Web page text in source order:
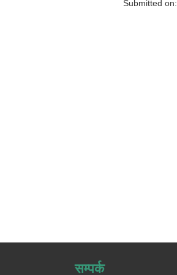
Submitted on:
सम्पर्क